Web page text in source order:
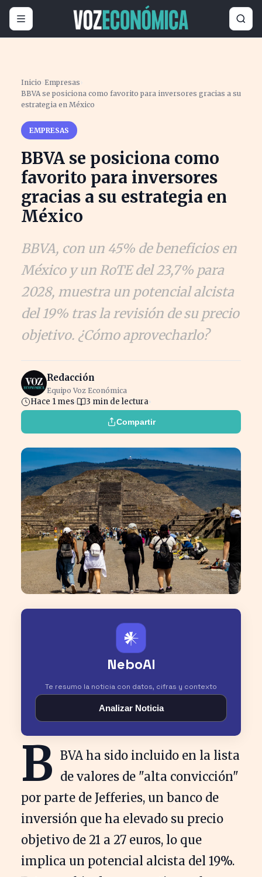
Inicio ›Empresas ›
BBVA se posiciona como favorito para inversores gracias a su
estrategia en México
EMPRESAS
BBVA se posiciona como
favorito para inversores
gracias a su estrategia en
México
BBVA, con un 45% de beneficios en
México y un RoTE del 23,7% para
2028, muestra un potencial alcista
del 19% tras la revisión de su precio
objetivo. ¿Cómo aprovecharlo?
Redacción
Equipo Voz Económica
Hace 1 mes 3 min de lectura
Compartir
𒀭
NeboAI
Te resumo la noticia con datos, cifras y contexto
Analizar Noticia
B BVA ha sido incluido en la lista
de valores de "alta convicción"
por parte de Jefferies, un banco de
inversión que ha elevado su precio
objetivo de 21 a 27 euros, lo que
implica un potencial alcista del 19%.